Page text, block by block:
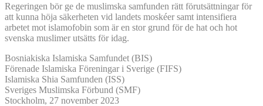
Regeringen bör ge de muslimska samfunden rätt förutsättningar för
att kunna höja säkerheten vid landets moskéer samt intensifiera
arbetet mot islamofobin som är en stor grund för de hat och hot
svenska muslimer utsätts för idag.
Bosniakiska Islamiska Samfundet (BIS)
Förenade Islamiska Föreningar i Sverige (FIFS)
Islamiska Shia Samfunden (ISS)
Sveriges Muslimska Förbund (SMF)
Stockholm, 27 november 2023